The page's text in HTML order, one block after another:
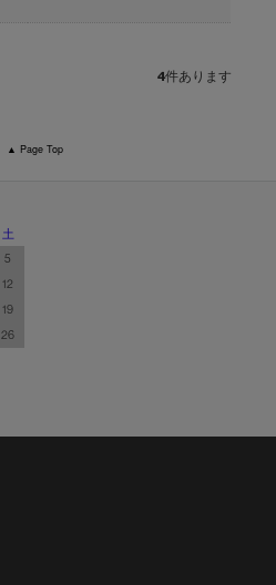
4件あります
▲ Page Top
土
5
12
19
26